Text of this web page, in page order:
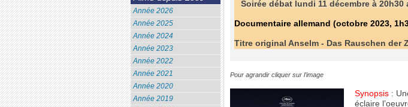
Soirée débat lundi 11 décembre à 20h30
Documentaire allemand (octobre 2023,
Titre original Anselm - Das Rauschen der
Pour agrandir cliquer sur l’image
Synopsis:
éclaire
Année 2026
Année 2025
Année 2024
Année 2023
Année 2022
Année 2021
Année 2020
Année 2019